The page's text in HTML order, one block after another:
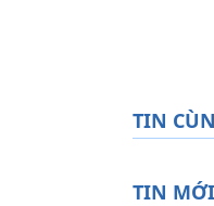
TIN
TIN MỚI